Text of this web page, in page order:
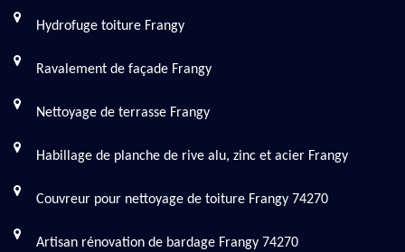
Hydrofuge toiture Frangy
Ravalement de façade Frangy
Nettoyage de terrasse Frangy
Habillage de planche de rive alu, zinc et acier Frangy
Couvreur pour nettoyage de toiture Frangy 74270
Artisan rénovation de bardage Frangy 74270